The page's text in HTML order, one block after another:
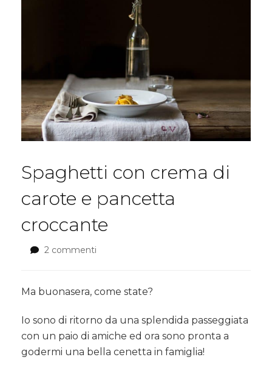
Spaghetti con crema di
carote e pancetta
croccante
2 commenti
crema
carote
e
pancetta
croccante
Ma buonasera, come state?
Io sono di ritorno da una splendida passeggiata
con un paio di amiche ed ora sono pronta a
godermi una bella cenetta in famiglia!